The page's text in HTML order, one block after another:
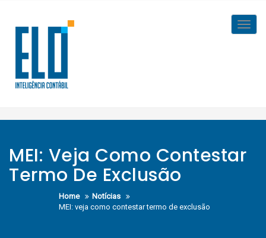
content
MEI: Veja Como Contestar
Termo De Exclusão
Home
Notícias
MEI: veja como contestar termo de exclusão